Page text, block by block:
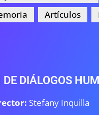
Artículos
DE DIÁLOGOS
Stefany Inquilla